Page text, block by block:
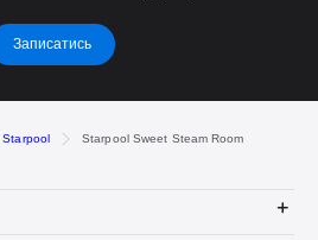
Записатись
Starpool Starpool Sweet Steam Room